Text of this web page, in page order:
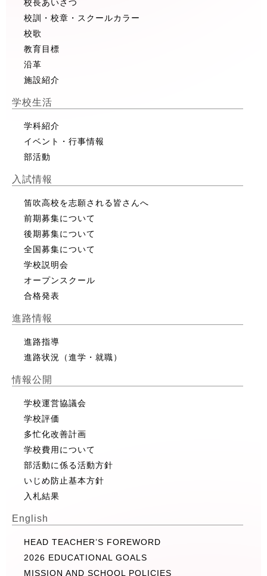
校長あいさつ
校訓・校章・スクールカラー
校歌
教育目標
沿革
施設紹介
学校生活
学科紹介
イベント・行事情報
部活動
入試情報
笛吹高校を志願される皆さんへ
前期募集について
後期募集について
全国募集について
学校説明会
オープンスクール
合格発表
進路情報
進路指導
進路状況（進学・就職）
情報公開
学校運営協議会
学校評価
多忙化改善計画
学校費用について
部活動に係る活動方針
いじめ防止基本方針
入札結果
English
HEAD TEACHER’S FOREWORD
2026 EDUCATIONAL GOALS
MISSION AND SCHOOL POLICIES